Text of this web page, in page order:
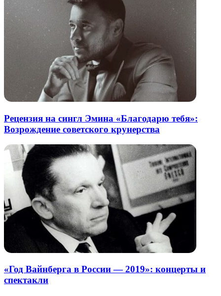
Рецензия на сингл Эмина «Благодарю тебя»:
Возрождение советского крунерства
«Год Вайнберга в России — 2019»: концерты и
спектакли